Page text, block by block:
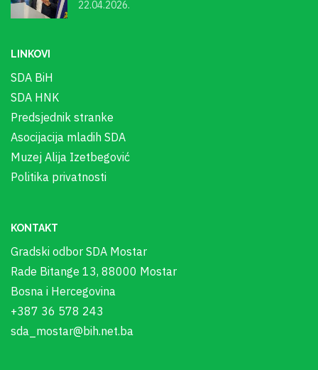
22.04.2026.
LINKOVI
SDA BiH
SDA HNK
Predsjednik stranke
Asocijacija mladih SDA
Muzej Alija Izetbegović
Politika privatnosti
KONTAKT
Gradski odbor SDA Mostar
Rade Bitange 13, 88000 Mostar
Bosna i Hercegovina
+387 36 578 243
sda_mostar@bih.net.ba